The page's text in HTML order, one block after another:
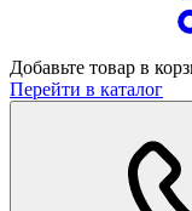
Добавьте товар в
Перейти в каталог